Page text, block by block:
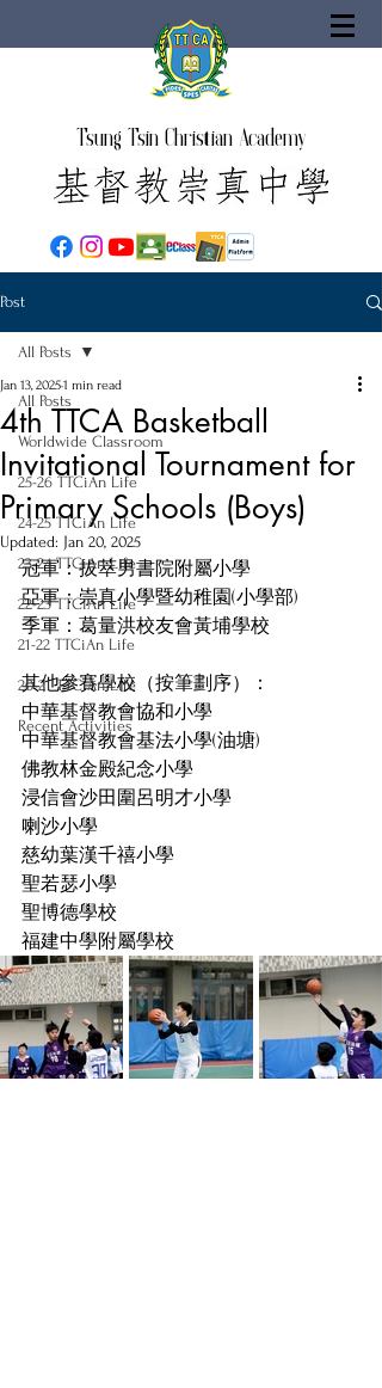
Tsung Tsin Christian Academy
Post
All Posts
Worldwide Classroom
25-26 TTCiAn Life
24-25 TTCiAn Life
23-24 TTCiAn Life
22-23 TTCiAn Life
21-22 TTCiAn Life
20-21 TTCiAn Life
Recent Activities
All Posts
4th TTCA Basketball
Invitational Tournament for
Primary Schools (Boys)
Jan 13, 20251 min read
Updated: Jan 20, 2025
冠軍：拔萃男書院附屬小學
亞軍：崇真小學暨幼稚園(小學部)
季軍：葛量洪校友會黃埔學校
其他參賽學校（按筆劃序）：
中華基督教會協和小學
中華基督教會基法小學(油塘)
佛教林金殿紀念小學
浸信會沙田圍呂明才小學
喇沙小學
慈幼葉漢千禧小學
聖若瑟小學
聖博德學校
福建中學附屬學校